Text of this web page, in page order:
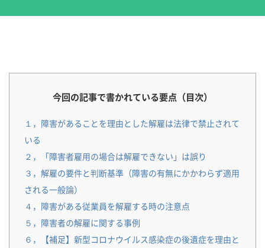
今回の記事で書かれている要点（目次）
１，障害があることを理由とした解雇は法律で禁止されて
いる
２，「障害者雇用の場合は解雇できない」は誤り
３，解雇の要件と判断基準（障害の有無にかかわらず適用
される一般論）
４，障害がある従業員を解雇する時の注意点
５，障害者の解雇に関する事例
６，【補足】新型コロナウイルス感染症の後遺症を理由と